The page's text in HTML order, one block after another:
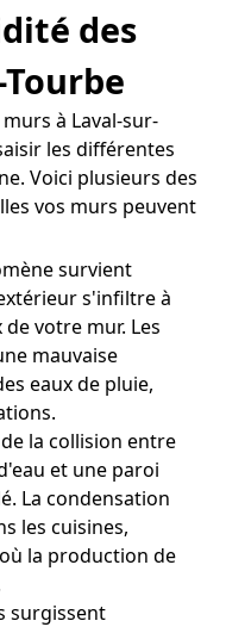
des
à Laval-sur-
les différentes
Voici plusieurs des
vos murs peuvent
survient
s'infiltre à
votre mur. Les
mauvaise
eaux de pluie,
la collision entre
et une paroi
La condensation
les cuisines,
la production de
surgissent